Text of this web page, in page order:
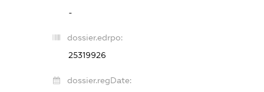
-
dossier.edrpo:
25319926
dossier.regDate: